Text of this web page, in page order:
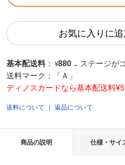
お気に入りに追
基本配送料 ： ¥880 → ステージが
送料マーク：
「Ａ」
ディノスカードなら基本配送料
送料について ｜返品について
商品の説明 仕様・サイ